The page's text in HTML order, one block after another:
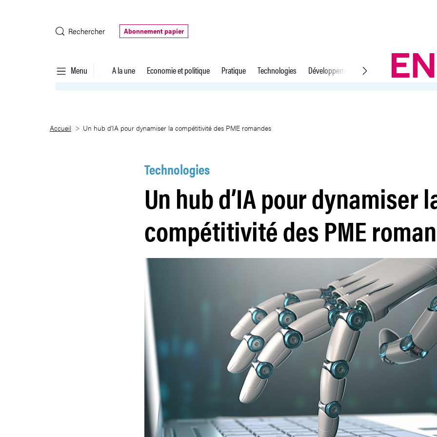
Rechercher
Abonnement papier
Menu A la une Economie et politique Pratique Technologies Développement durable Droit du travail
Un hub d’IA pour dynamiser la compétitivité des PME romandes
Accueil Un hub d’IA pour dynamiser la compétitivité des PME romandes
Technologies
Un hub d’IA pour dynamiser
compétitivité des PME